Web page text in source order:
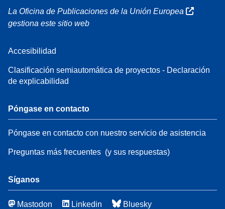
La Oficina de Publicaciones de la Unión Europea
gestiona este sitio web
Accesibilidad
Clasificación semiautomática de proyectos - Declaración
de explicabilidad
Póngase en contacto
Póngase en contacto con nuestro servicio de asistencia
Preguntas más frecuentes (y sus respuestas)
Síganos
Mastodon Linkedin Bluesky